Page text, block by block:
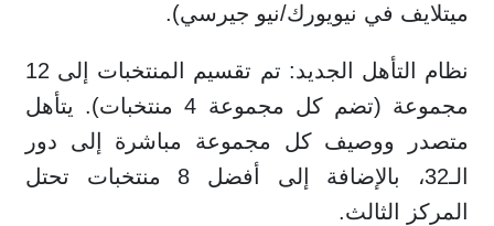
ميتلايف في نيويورك/نيو جيرسي).
نظام التأهل الجديد: تم تقسيم المنتخبات إلى 12
مجموعة (تضم كل مجموعة 4 منتخبات). يتأهل
متصدر ووصيف كل مجموعة مباشرة إلى دور
الـ32، بالإضافة إلى أفضل 8 منتخبات تحتل
المركز الثالث.